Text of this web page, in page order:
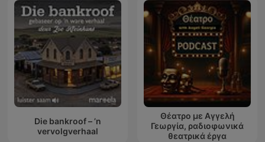
Die bankroof – ’n
vervolgverhaal
Θέατρο με Αγγελή
Γεωργία, ραδιοφωνικά
θεατρικά έργα